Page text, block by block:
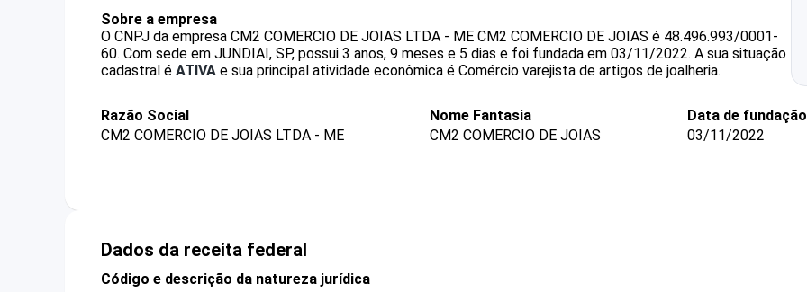
Sobre a empresa
O CNPJ da empresa CM2 COMERCIO DE JOIAS LTDA - ME CM2 COMERCIO DE JOIAS é 48.496.993/0001-
60. Com sede em JUNDIAI, SP, possui 3 anos, 9 meses e 5 dias e foi fundada em 03/11/2022. A sua situação
cadastral é ATIVA e sua principal atividade econômica é Comércio varejista de artigos de joalheria.
Razão Social
CM2 COMERCIO DE JOIAS LTDA - ME
Nome Fantasia
CM2 COMERCIO DE JOIAS
Data de fundação
03/11/2022
Dados da receita federal
Código e descrição da natureza jurídica